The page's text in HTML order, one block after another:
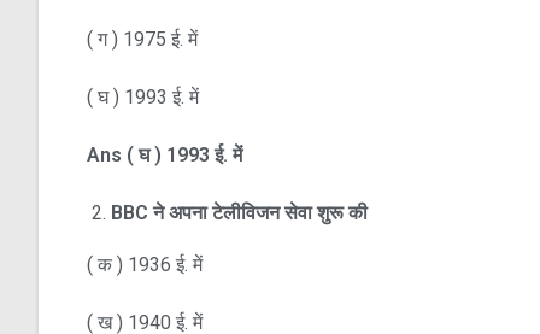
( ग ) 1975 ई. में
( घ ) 1993 ई. में
Ans (घ ) 1993ई. में
BBCने अपना टेलीविजन सेवा शुरू की
( क ) 1936 ई. में
( ख ) 1940 ई. में